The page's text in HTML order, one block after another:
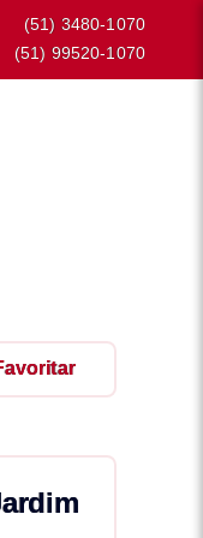
(51) 3480-1070
(51) 99520-1070